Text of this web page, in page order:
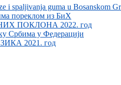
i spaljivanja guma u Bosanskom
пореклом из БиХ
ПОКЛОНА 2022. год
Србима у Федерацији
2021. год